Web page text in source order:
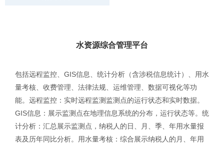
水资源综合管理平台
包括远程监控、GIS信息、统计分析（含涉税信息统计）、用水
量考核、收费管理、法律法规、运维管理、数据可视化等功
能。远程监控：实时远程监测监测点的运行状态和实时数据。
GIS信息：展示监测点在地理信息系统的分布，运行状态等。统
计分析：汇总展示监测点，纳税人的日、月、季、年用水量报
表及历年同比分析。用水量考核：综合展示纳税人的月、年用